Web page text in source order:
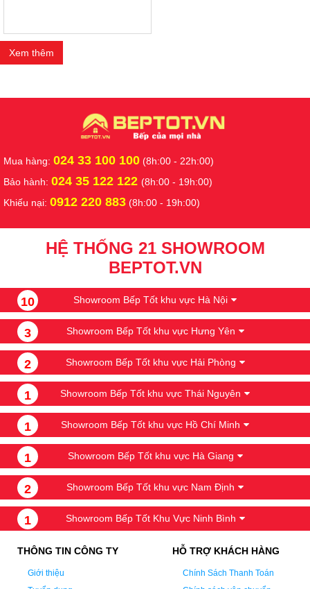
Xem thêm
Mua hàng: 024 33 100 100 (8h:00 - 22h:00)
Bảo hành: 024 35 122 122 (8h:00 - 19h:00)
Khiếu nại: 0912 220 883 (8h:00 - 19h:00)
HỆ THỐNG 21 SHOWROOM
BEPTOT.VN
10 Showroom Bếp Tốt khu vực Hà Nội
3 Showroom Bếp Tốt khu vực Hưng Yên
2 Showroom Bếp Tốt khu vực Hải Phòng
1 Showroom Bếp Tốt khu vực Thái Nguyên
1 Showroom Bếp Tốt khu vực Hồ Chí Minh
1 Showroom Bếp Tốt khu vực Hà Giang
2 Showroom Bếp Tốt khu vực Nam Định
1 Showroom Bếp Tốt Khu Vực Ninh Bình
THÔNG TIN CÔNG TY
Giới thiệu
HỖ TRỢ KHÁCH HÀNG
Chính Sách Thanh Toán